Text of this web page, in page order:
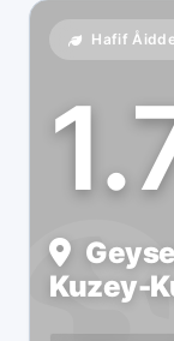
Hafif
Kuzey-